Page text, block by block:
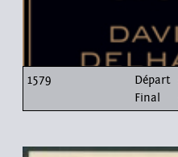
1579 Départ
Final